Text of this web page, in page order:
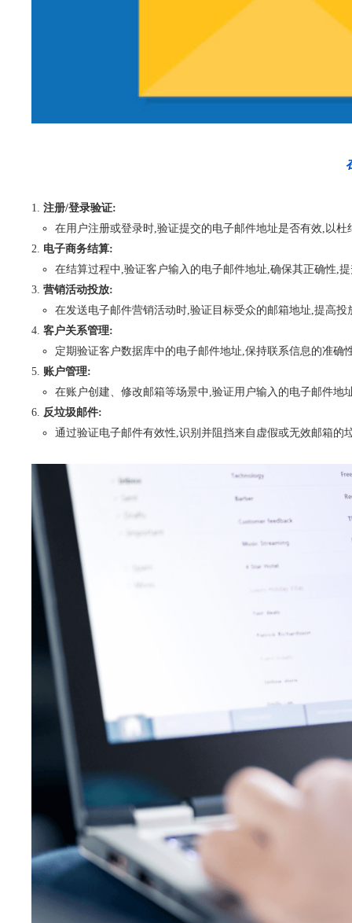
注册/登录验证:
在用户注册或登录时,验证提交的电子邮件地址是否有效,以杜
电子商务结算:
在结算过程中,验证客户输入的电子邮件地址,确保其正确性,
营销活动投放:
在发送电子邮件营销活动时,验证目标受众的邮箱地址,提高投
客户关系管理:
定期验证客户数据库中的电子邮件地址,保持联系信息的准确
账户管理:
在账户创建、修改邮箱等场景中,验证用户输入的电子邮件地
反垃圾邮件:
通过验证电子邮件有效性,识别并阻挡来自虚假或无效邮箱的